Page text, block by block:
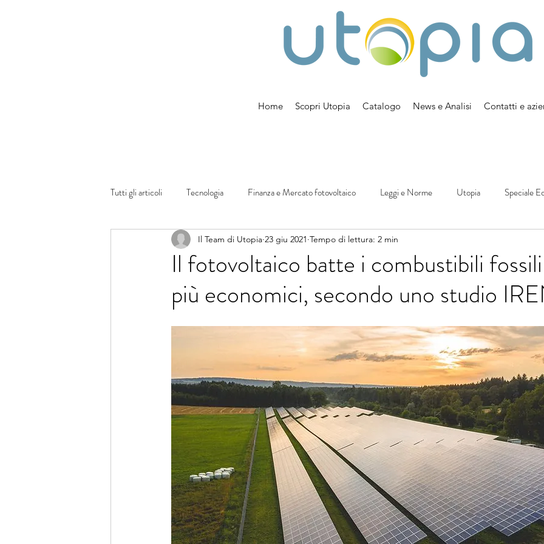
Home Scopri Utopia Catalogo News e Analisi Contatti e
Tutti gli articoli Tecnologia Finanza e Mercato fotovoltaico Leggi e Norme Utopia Speciale
Energie Rinnovabili Fotovoltaico
Il fotovoltaico batte i combustibili
più economici, secondo uno studio
Il Team di Utopia 23 giu 2021 Tempo di lettura: 2 min